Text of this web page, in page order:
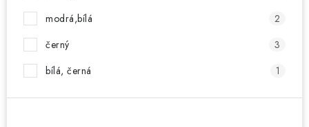
modrá,bílá
2
černý
3
bílá, černá
1